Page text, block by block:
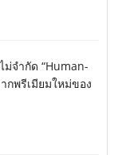
ม่จำกัด “Human-
กพรีเมียมใหม่ของ